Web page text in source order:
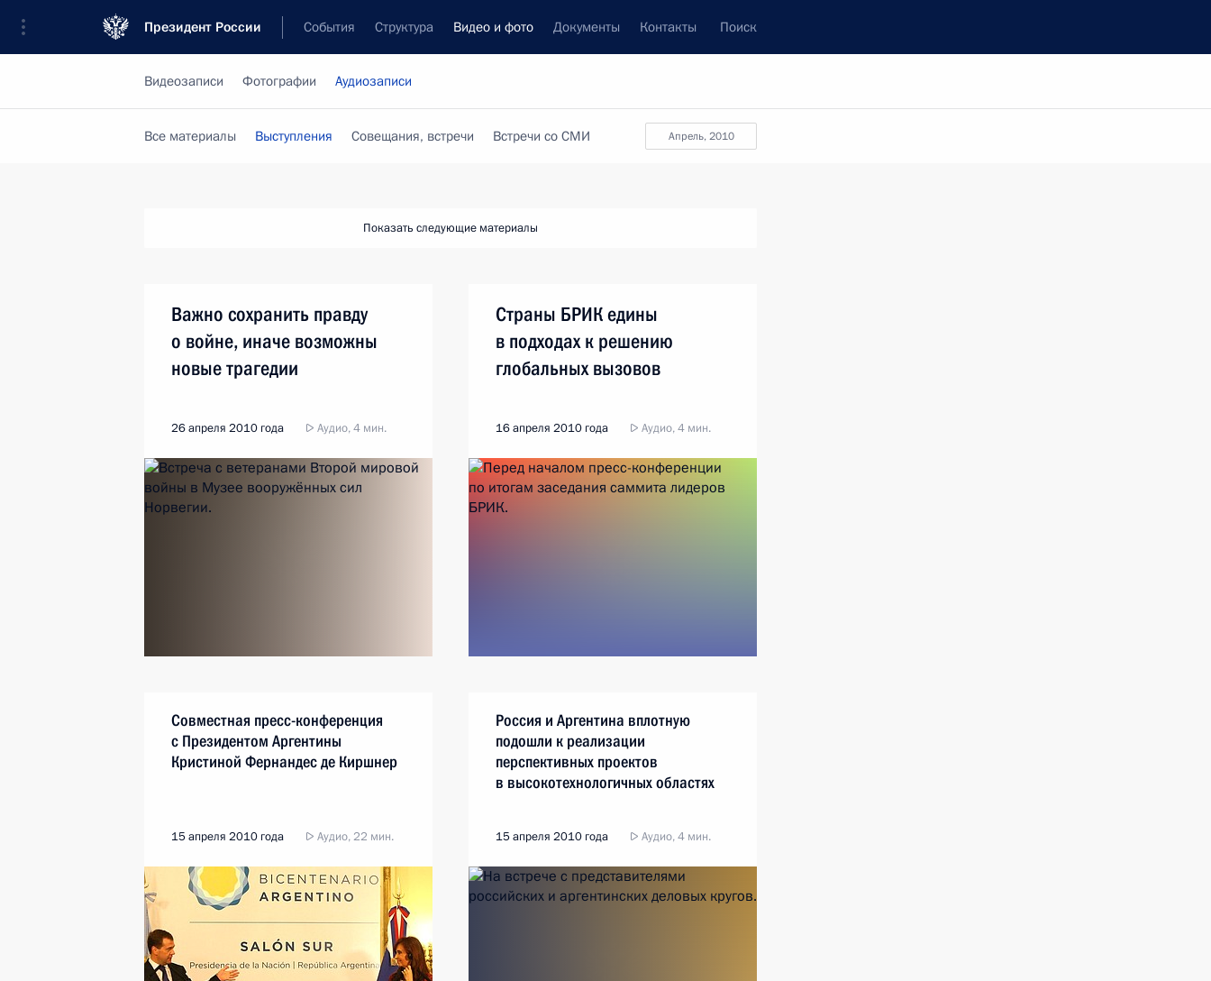
Президент России События Структура Видео и фото Документы Контакты Поиск
Видеозаписи Фотографии Аудиозаписи
апрель, 2010
Все материалы Выступления Совещания, встречи Встречи со СМИ
Показать следующие материалы
Важно сохранить правду
о войне, иначе возможны
новые трагедии
26 апреля 2010 года Аудио, 4 мин.
Страны БРИК едины
в подходах к решению
глобальных вызовов
16 апреля 2010 года Аудио, 4 мин.
Совместная пресс-конференция
с Президентом Аргентины
Кристиной Фернандес де Киршнер
15 апреля 2010 года Аудио, 22 мин.
Россия и Аргентина вплотную
подошли к реализации
перспективных проектов
в высокотехнологичных областях
15 апреля 2010 года Аудио, 4 мин.